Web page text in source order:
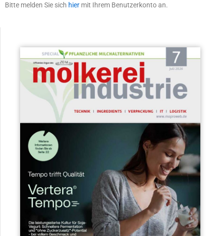
Bitte melden Sie sich hier mit Ihrem Benutzerkonto an.